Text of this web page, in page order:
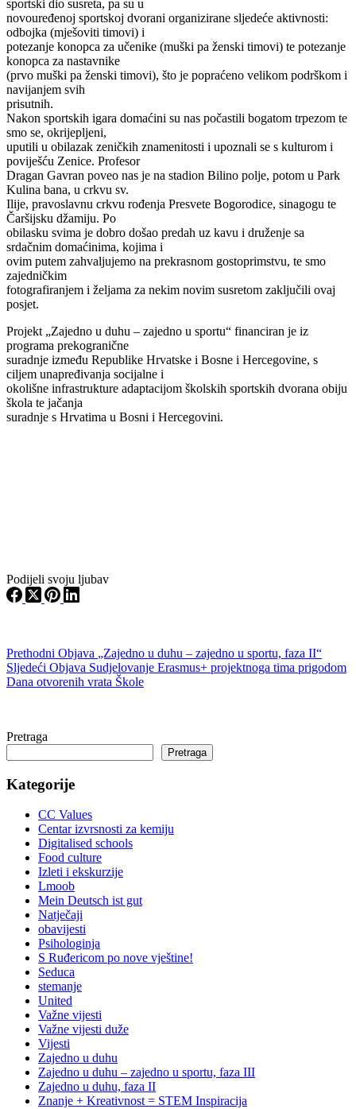
sportski dio susreta, pa su u
novouređenoj sportskoj dvorani organizirane sljedeće aktivnosti:
odbojka (mješoviti timovi) i
potezanje konopca za učenike (muški pa ženski timovi) te potezanje
konopca za nastavnike
(prvo muški pa ženski timovi), što je popraćeno velikom podrškom i
navijanjem svih
prisutnih.
Nakon sportskih igara domaćini su nas počastili bogatom trpezom te
smo se, okrijepljeni,
uputili u obilazak zeničkih znamenitosti i upoznali se s kulturom i
poviješću Zenice. Profesor
Dragan Gavran poveo nas je na stadion Bilino polje, potom u Park
Kulina bana, u crkvu sv.
Ilije, pravoslavnu crkvu rođenja Presvete Bogorodice, sinagogu te
Čaršijsku džamiju. Po
obilasku svima je dobro došao predah uz kavu i druženje sa
srdačnim domaćinima, kojima i
ovim putem zahvaljujemo na prekrasnom gostoprimstvu, te smo
zajedničkim
fotografiranjem i željama za nekim novim susretom zaključili ovaj
posjet.
Projekt „Zajedno u duhu – zajedno u sportu“ financiran je iz
programa prekogranične
suradnje između Republike Hrvatske i Bosne i Hercegovine, s
ciljem unapređivanja socijalne i
okolišne infrastrukture adaptacijom školskih sportskih dvorana obiju
škola te jačanja
suradnje s Hrvatima u Bosni i Hercegovini.
Podijeli svoju ljubav
Prethodni Objava „Zajedno u duhu – zajedno u sportu, faza II“
Sljedeći Objava Sudjelovanje Erasmus+ projektnoga tima prigodom
Dana otvorenih vrata Škole
Pretraga
Pretraga
Kategorije
CC Values
Centar izvrsnosti za kemiju
Digitalised schools
Food culture
Izleti i ekskurzije
Lmoob
Mein Deutsch ist gut
Natječaji
obavijesti
Psihologinja
S Ruđericom po nove vještine!
Seduca
stemanje
United
Važne vijesti
Važne vijesti duže
Vijesti
Zajedno u duhu
Zajedno u duhu – zajedno u sportu, faza III
Zajedno u duhu, faza II
Znanje + Kreativnost = STEM Inspiracija